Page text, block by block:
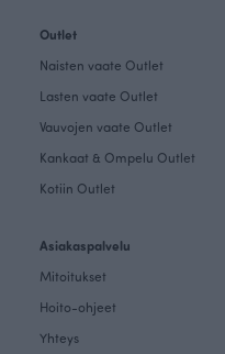
Outlet
Naisten vaate Outlet
Lasten vaate Outlet
Vauvojen vaate Outlet
Kankaat & Ompelu Outlet
Kotiin Outlet
Asiakaspalvelu
Mitoitukset
Hoito-ohjeet
Yhteys